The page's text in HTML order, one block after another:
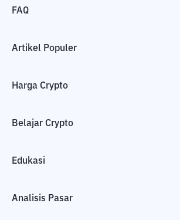
FAQ
Artikel Populer
Harga Crypto
Belajar Crypto
Edukasi
Analisis Pasar